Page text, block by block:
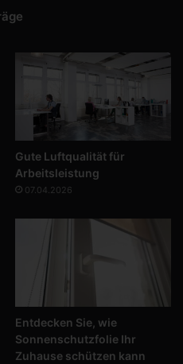
Gute Luftqualität für
Arbeitsleistung
07.04.2026
Entdecken Sie, wie
Sonnenschutzfolie Ihr
Zuhause schützen kann